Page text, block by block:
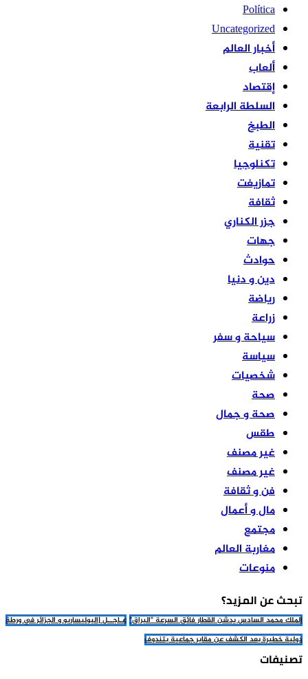
Política
Uncategorized
أخبار العالم
ألعاب
إقتصاد
السلطة الرابعة
الطبخ
تقنية
تكنلوجيا
تمازيغت
ثقافة
جزر الكناري
جهات
حوادث
دين و دنيا
رياضة
زراعة
سياحة و سفر
سياسة
شخصيات
صحة
صحة و جمال
طقس
غير مصنف
غير مصنف
فن و ثقافة
مال و أعمال
مجتمع
مغاربة العالم
منوعات
تبحث عن المزيد؟
الملك محمد السادس يدشن القطار فائق السرعة "البراق" عـاجــل |البوليساريو و الجزائر في ورطة
دولية خطيرة بعد الكشف عن مقابر جماعية بتندوف
تصنيفات